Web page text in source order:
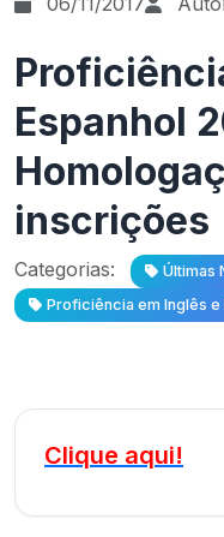
Espanhol
inscrições
Categorias:
Últimas
Proficiência em Inglês e
Clique aqui!